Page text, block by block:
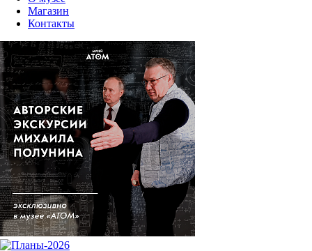
Магазин
Контакты